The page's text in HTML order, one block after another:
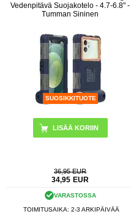
Vedenpitävä Suojakotelo - 4.7-6.8" -
Tumman Sininen
SUOSIKKITUOTE
36,95 EUR
34,95 EUR
VARASTOSSA
TOIMITUSAIKA: 2-3 ARKIPÄIVÄÄ